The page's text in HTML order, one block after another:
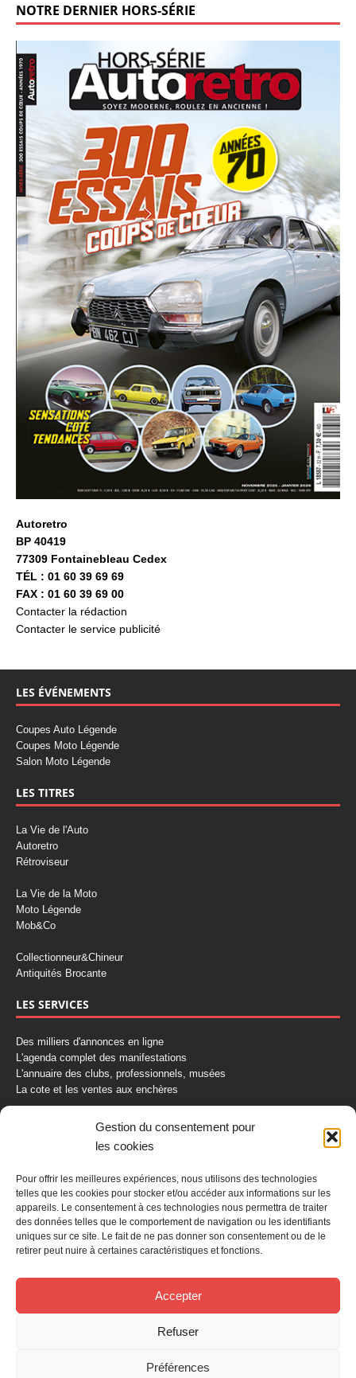
Gestion du consentement pour
les cookies
Pour offrir les meilleures expériences, nous utilisons des technologies
telles que les cookies pour stocker et/ou accéder aux informations sur les
appareils. Le consentement à ces technologies nous permettra de traiter
des données telles que le comportement de navigation ou les identifiants
uniques sur ce site. Le fait de ne pas donner son consentement ou de le
retirer peut nuire à certaines caractéristiques et fonctions.
Accepter
Refuser
Préférences
NOTRE DERNIER HORS-SÉRIE
Autoretro
BP 40419
77309 Fontainebleau Cedex
TÉL : 01 60 39 69 69
FAX : 01 60 39 69 00
Contacter la rédaction
Contacter le service publicité
LES ÉVÉNEMENTS
Coupes Auto Légende
Coupes Moto Légende
Salon Moto Légende
LES TITRES
La Vie de l'Auto
Autoretro
Rétroviseur
La Vie de la Moto
Moto Légende
Mob&Co
Collectionneur&Chineur
Antiquités Brocante
LES SERVICES
Des milliers d'annonces en ligne
L'agenda complet des manifestations
L'annuaire des clubs, professionnels, musées
La cote et les ventes aux enchères
La Boutique du Collectionneur
AUTORETRO
BP 40419
77309 Fontainebleau Cedex
Fax: 01 60 39 69 00
Nous contacter par email